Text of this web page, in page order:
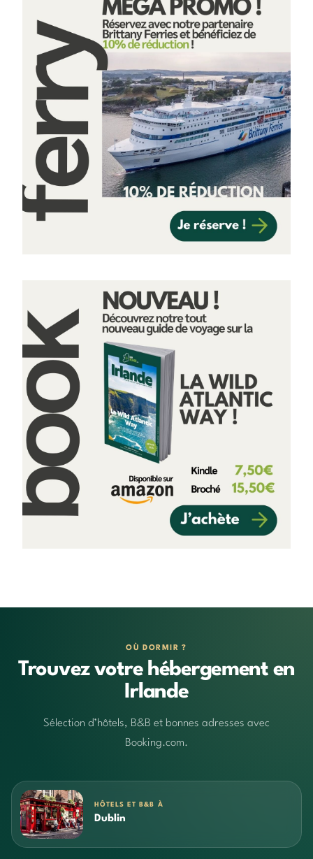
OÙ DORMIR ?
Trouvez votre hébergement en
Irlande
Sélection d’hôtels, B&B et bonnes adresses avec
Booking.com.
HÔTELS ET B&B À
Dublin